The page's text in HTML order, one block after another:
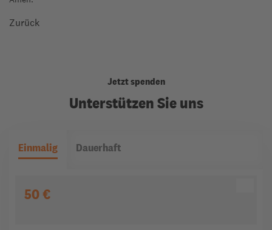
Zurück
Jetzt spenden
Unterstützen Sie uns
Einmalig Dauerhaft
50 €